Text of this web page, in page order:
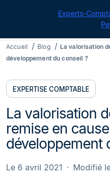
Experts-
Accueil Blog
La valorisation
développement du conseil ?
EXPERTISE COMPTABLE
La valorisation
remise en
développement
Le 6 avril 2021 Modifié